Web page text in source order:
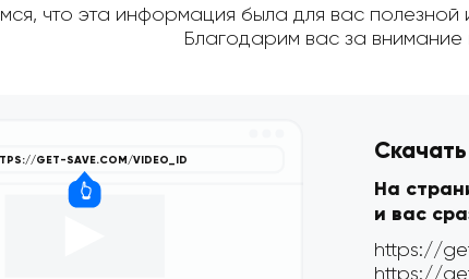
что эта информация была для вас
Благодарим вас за
На
и вас